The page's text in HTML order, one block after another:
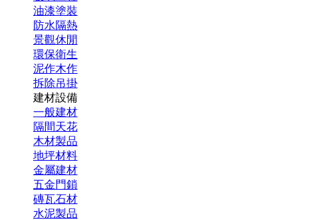
油漆塗裝
防水隔熱
景觀休閒
環保衛生
泥作木作
拆除吊掛
建材設備
一般建材
隔間天花
木材製品
地坪材料
金屬建材
五金門鎖
磚瓦石材
水泥製品